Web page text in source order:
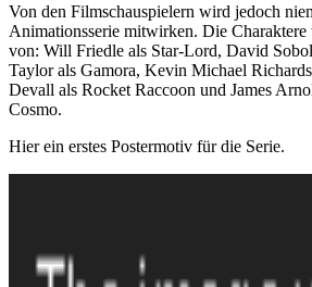
Von den Filmschauspielern wird jedoch
Animationsserie mitwirken. Die Charaktere
von: Will Friedle als Star-Lord, David
Taylor als Gamora, Kevin Michael
Devall als Rocket Raccoon und James
Cosmo.
Hier ein erstes Postermotiv für die Serie.